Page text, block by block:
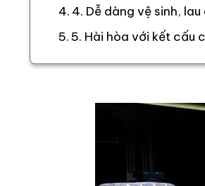
4. Dễ dàng vệ sinh, lau
5. Hài hòa với kết cấu